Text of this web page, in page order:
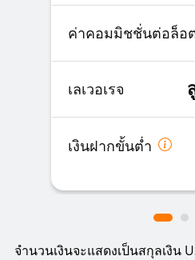
ค่าคอมมิชชั่นต่อล็อ
เลเวอเรจ
เงินฝากขั้นต่ำ
จำนวนเงินจะแสดงเป็นสกุลเงิน